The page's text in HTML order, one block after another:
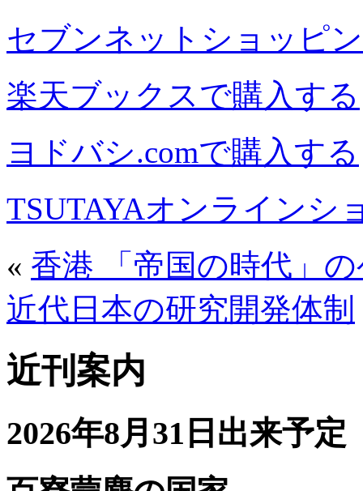
セブンネットショッピ
楽天ブックスで購入する
ヨドバシ.comで購入する
TSUTAYAオンラインシ
« 香港 「帝国の時代」
近代日本の研究開発体制
近刊案内
2026年8月31日出来予定